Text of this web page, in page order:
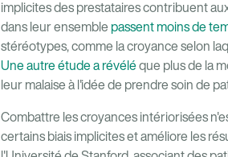
implicites des prestataires contribuent
dans leur ensemble passent moins de
stéréotypes, comme la croyance selon
Une autre étude a révéléque plus de la
leur malaise à l'idée de prendre soin de
Combattre les croyances intériorisées
certains biais implicites et améliore les